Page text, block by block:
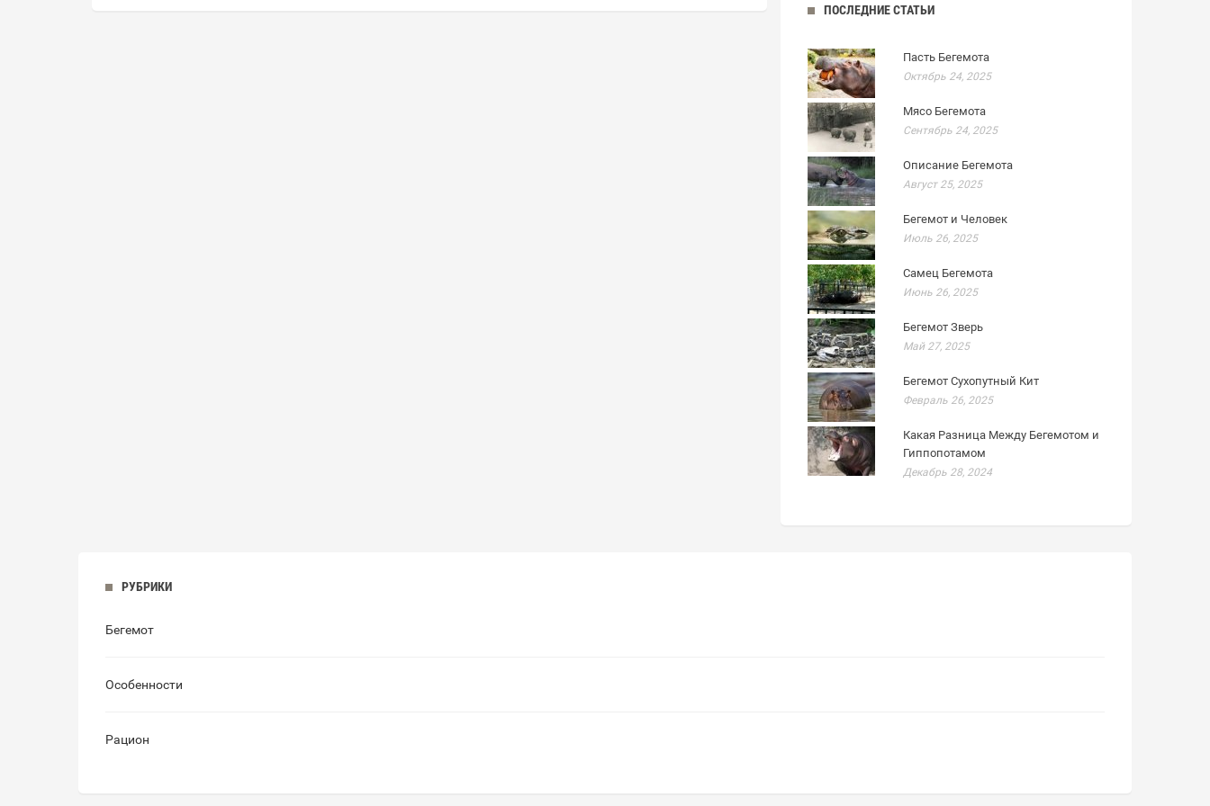
ПОСЛЕДНИЕ СТАТЬИ
Пасть Бегемота
Октябрь 24, 2025
Мясо Бегемота
Сентябрь 24, 2025
Описание Бегемота
Август 25, 2025
Бегемот и Человек
Июль 26, 2025
Самец Бегемота
Июнь 26, 2025
Бегемот Зверь
Май 27, 2025
Бегемот Сухопутный Кит
Февраль 26, 2025
Какая Разница Между Бегемотом и
Гиппопотамом
Декабрь 28, 2024
РУБРИКИ
Бегемот
Особенности
Рацион